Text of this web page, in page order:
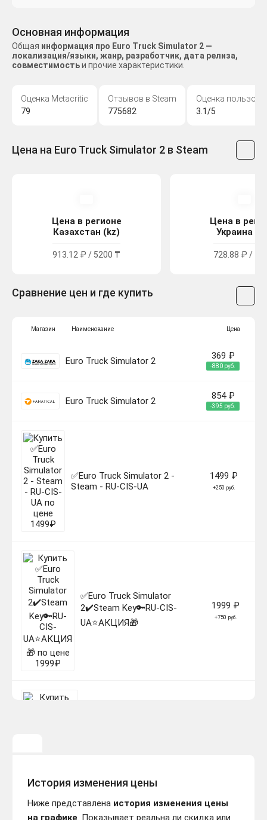
Основная информация
Общая информация про Euro Truck Simulator 2 —
локализация/языки, жанр, разработчик, дата релиза,
совместимостьи прочие характеристики.
Оценка Metacritic
79
Отзывов в Steam
775682
Оценка
3.1/5
Цена на Euro Truck Simulator 2 в Steam
Цена в регионе
Казахстан (kz)
913.12 ₽ / 5200 ₸
Цена в
Украина
728.88 ₽ /
Сравнение цен и где купить
Магазин Наименование Цена
Euro Truck Simulator 2 369 ₽
-880 руб.
Euro Truck Simulator 2 854 ₽
-395 руб.
✅Euro Truck Simulator 2 -
Steam - RU-CIS-UA
1499 ₽
+250 руб.
✅Euro Truck Simulator
2✔️Steam Key🔑RU-CIS-
UA⭐АКЦИЯ🎁
1999 ₽
+750 руб.
История изменения цены
Ниже представлена история изменения цены
на графике . Показывает реальна ли скидка или